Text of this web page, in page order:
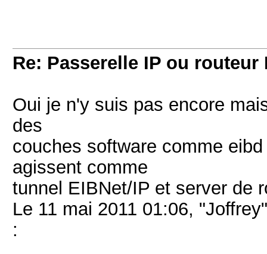
Re: Passerelle IP ou routeur
Oui je n'y suis pas encore
des
couches software comme
agissent comme
tunnel EIBNet/IP et server de
Le 11 mai 2011 01:06,
: